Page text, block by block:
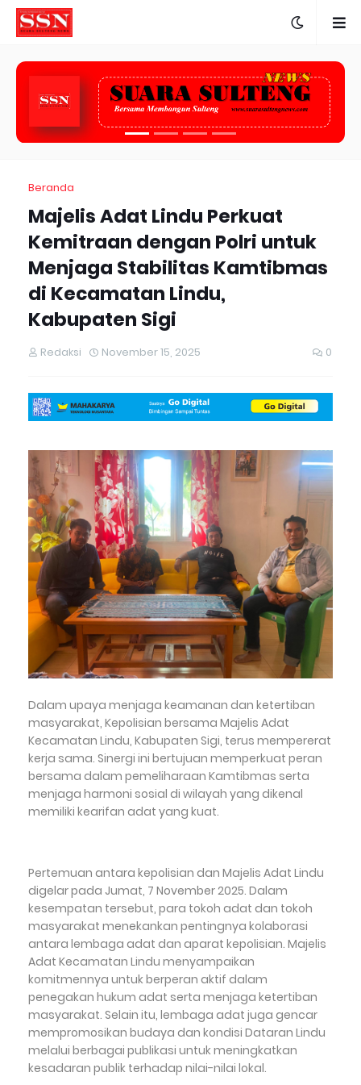
Beranda
Majelis Adat Lindu Perkuat
Kemitraan dengan Polri untuk
Menjaga Stabilitas Kamtibmas
di Kecamatan Lindu,
Kabupaten Sigi
Redaksi November 15, 2025 0
Dalam upaya menjaga keamanan dan ketertiban
masyarakat, Kepolisian bersama Majelis Adat
Kecamatan Lindu, Kabupaten Sigi, terus mempererat
kerja sama. Sinergi ini bertujuan memperkuat peran
bersama dalam pemeliharaan Kamtibmas serta
menjaga harmoni sosial di wilayah yang dikenal
memiliki kearifan adat yang kuat.
Pertemuan antara kepolisian dan Majelis Adat Lindu
digelar pada Jumat, 7 November 2025. Dalam
kesempatan tersebut, para tokoh adat dan tokoh
masyarakat menekankan pentingnya kolaborasi
antara lembaga adat dan aparat kepolisian. Majelis
Adat Kecamatan Lindu menyampaikan
komitmennya untuk berperan aktif dalam
penegakan hukum adat serta menjaga ketertiban
masyarakat. Selain itu, lembaga adat juga gencar
mempromosikan budaya dan kondisi Dataran Lindu
melalui berbagai publikasi untuk meningkatkan
kesadaran publik terhadap nilai-nilai lokal.